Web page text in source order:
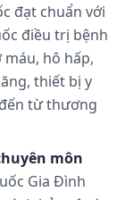
đạt chuẩn với
điều trị bệnh
hô hấp,
thiết bị y
từ thương
môn
Gia Đình